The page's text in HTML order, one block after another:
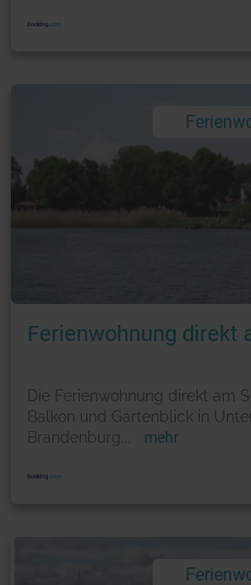
Ferienwohnung direkt
Die Ferienwohnung direkt am
Balkon und Gartenblick in
Brandenburg
mehr